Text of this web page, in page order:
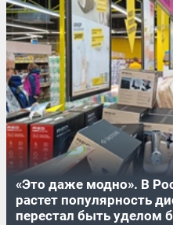
«Это даже модно». В
растет популярность
перестал быть уделом